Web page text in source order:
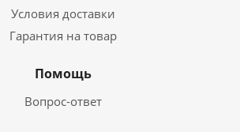
Условия доставки
Гарантия на товар
Помощь
Вопрос-ответ